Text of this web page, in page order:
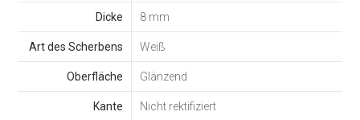
Dicke 8 mm
Art des Scherbens Weiß
Oberfläche Glänzend
Kante Nicht rektifiziert